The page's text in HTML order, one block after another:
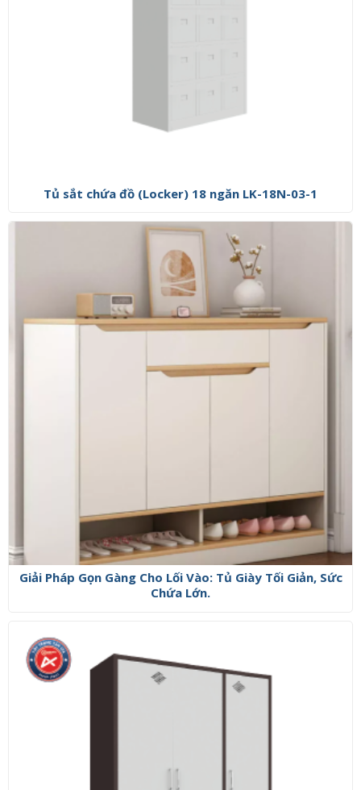
Tủ sắt chứa đồ (Locker) 18 ngăn LK-18N-03-1
Giải Pháp Gọn Gàng Cho Lối Vào: Tủ Giày Tối Giản, Sức
Chứa Lớn.